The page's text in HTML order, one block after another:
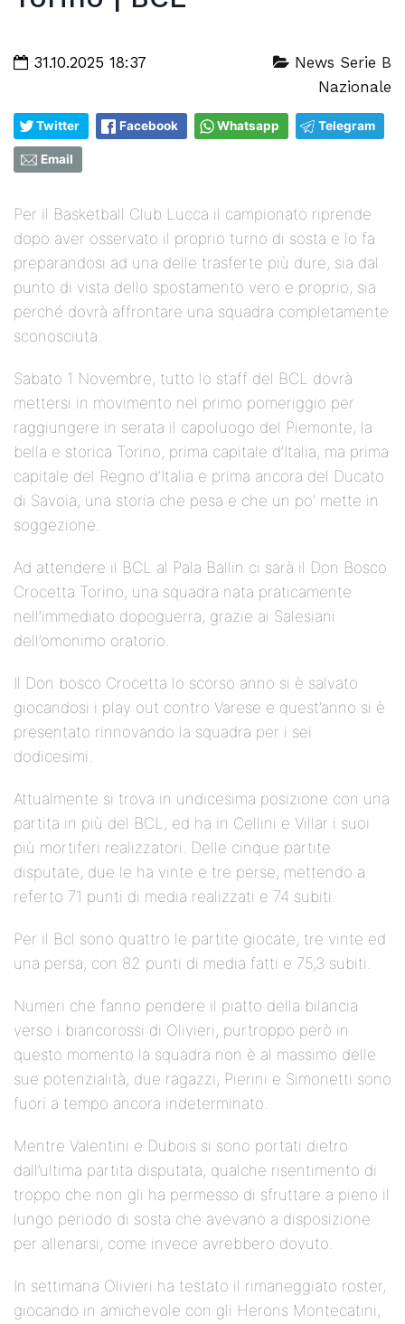
31.10.2025 18:37
News Serie B
Nazionale
Twitter Facebook Whatsapp Telegram
Email
Per il Basketball Club Lucca il campionato riprende
dopo aver osservato il proprio turno di sosta e lo fa
preparandosi ad una delle trasferte più dure, sia dal
punto di vista dello spostamento vero e proprio, sia
perché dovrà affrontare una squadra completamente
sconosciuta.
Sabato 1 Novembre, tutto lo staff del BCL dovrà
mettersi in movimento nel primo pomeriggio per
raggiungere in serata il capoluogo del Piemonte, la
bella e storica Torino, prima capitale d’Italia, ma prima
capitale del Regno d’Italia e prima ancora del Ducato
di Savoia, una storia che pesa e che un po' mette in
soggezione.
Ad attendere il BCL al Pala Ballin ci sarà il Don Bosco
Crocetta Torino, una squadra nata praticamente
nell’immediato dopoguerra, grazie ai Salesiani
dell’omonimo oratorio.
Il Don bosco Crocetta lo scorso anno si è salvato
giocandosi i play out contro Varese e quest’anno si è
presentato rinnovando la squadra per i sei
dodicesimi.
Attualmente si trova in undicesima posizione con una
partita in più del BCL, ed ha in Cellini e Villar i suoi
più mortiferi realizzatori. Delle cinque partite
disputate, due le ha vinte e tre perse, mettendo a
referto 71 punti di media realizzati e 74 subiti.
Per il Bcl sono quattro le partite giocate, tre vinte ed
una persa, con 82 punti di media fatti e 75,3 subiti.
Numeri che fanno pendere il piatto della bilancia
verso i biancorossi di Olivieri, purtroppo però in
questo momento la squadra non è al massimo delle
sue potenzialità, due ragazzi, Pierini e Simonetti sono
fuori a tempo ancora indeterminato.
Mentre Valentini e Dubois si sono portati dietro
dall’ultima partita disputata, qualche risentimento di
troppo che non gli ha permesso di sfruttare a pieno il
lungo periodo di sosta che avevano a disposizione
per allenarsi, come invece avrebbero dovuto.
In settimana Olivieri ha testato il rimaneggiato roster,
giocando in amichevole con gli Herons Montecatini,